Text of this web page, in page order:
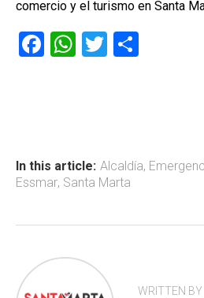
comercio y el turismo en Santa
F
ok
W
p
p
T
tir
In this article: Alcaldía,
Essmar, Santa Marta
WRITTEN BY